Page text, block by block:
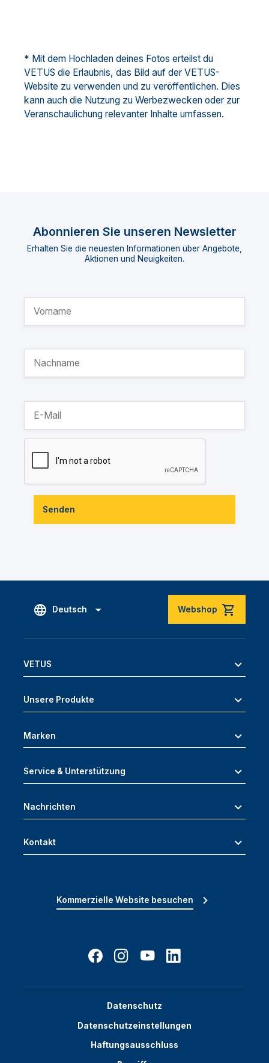
* Mit dem Hochladen deines Fotos erteilst du
VETUS die Erlaubnis, das Bild auf der VETUS-
Website zu verwenden und zu veröffentlichen. Dies
kann auch die Nutzung zu Werbezwecken oder zur
Veranschaulichung relevanter Inhalte umfassen.
Abonnieren Sie unseren Newsletter
Erhalten Sie die neuesten Informationen über Angebote,
Aktionen und Neuigkeiten.
Senden
Deutsch Webshop
VETUS
Unsere Produkte
Marken
Service & Unterstützung
Nachrichten
Kontakt
Kommerzielle Website besuchen
Datenschutz
Datenschutzeinstellungen
Haftungsausschluss